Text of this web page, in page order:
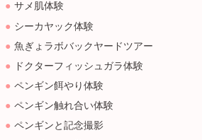
サメ肌体験
シーカヤック体験
魚ぎょラボバックヤードツアー
ドクターフィッシュガラ体験
ペンギン餌やり体験
ペンギン触れ合い体験
ペンギンと記念撮影